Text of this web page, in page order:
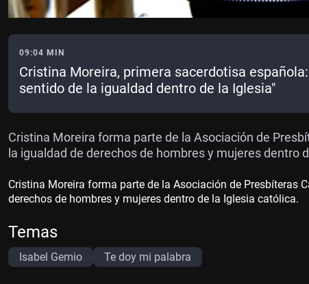
09:04 MIN
Cristina Moreira, primera sacerdotisa
sentido de la igualdad dentro de la Iglesia"
Cristina Moreira forma parte de la Asociación de
la igualdad de derechos de hombres y mujeres dentro
Cristina Moreira forma parte de la Asociación de Presbíteras
derechos de hombres y mujeres dentro de la Iglesia católica.
Temas
Isabel Gemio Te doy mi palabra